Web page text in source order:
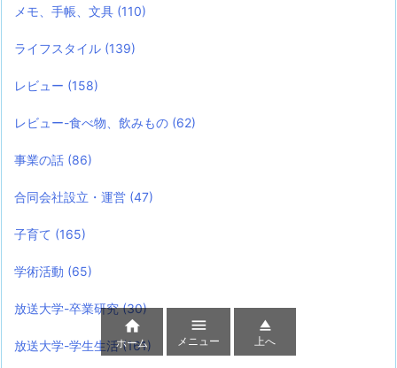
メモ、手帳、文具 (110)
ライフスタイル (139)
レビュー (158)
レビュー-食べ物、飲みもの (62)
事業の話 (86)
合同会社設立・運営 (47)
子育て (165)
学術活動 (65)
放送大学-卒業研究(30)
放送大学-学生生活(161)

ホーム

メニュー

上へ